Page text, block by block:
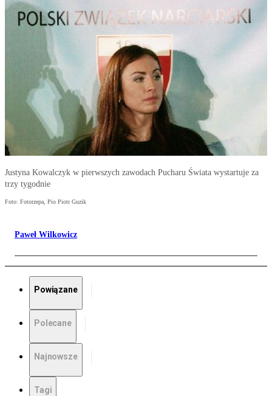
Justyna Kowalczyk w pierwszych zawodach Pucharu Świata wystartuje za
trzy tygodnie
Foto: Fotorzepa, Pio Piotr Guzik
Paweł Wilkowicz
Powiązane
Polecane
Najnowsze
Tagi